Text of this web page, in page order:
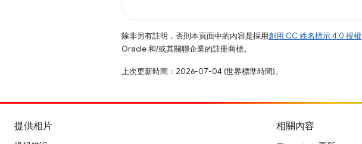
除非另有註明，否則本頁面中的內容是採用創用 CC 姓名標示 4.0 授權
Oracle 和/或其關聯企業的註冊商標。
上次更新時間：2026-07-04 (世界標準時間)。
提供相片 相關內容